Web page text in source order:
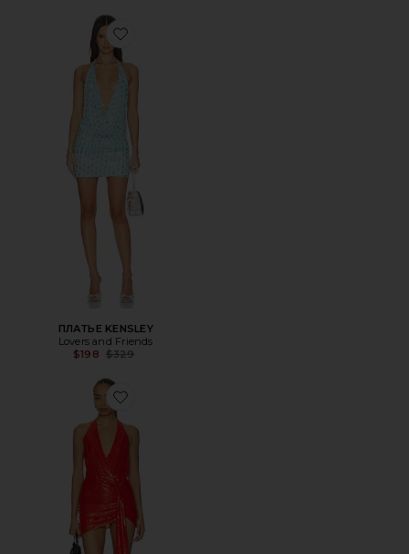
Favorite ПЛАТЬЕ KENSLEY
ПЛАТЬЕ KENSLEY
Lovers and Friends
$198 Previous price:
$329
Favorite ПЛАТЬЕ RILEY